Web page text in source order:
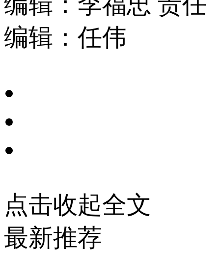
编辑：任伟
点击收起全文
最新推荐